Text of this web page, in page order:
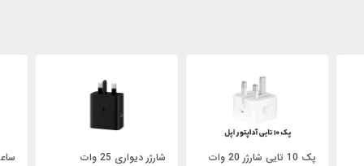
پک 10 تایی شارژر 20 وات
شارژر دیواری 25 وات